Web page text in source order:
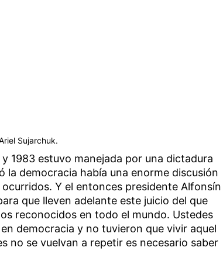
Sujarchuk.
1983 estuvo manejada por una dictadura
la democracia había una enorme discusión
Y el entonces presidente Alfonsín
que lleven adelante este juicio del que
reconocidos en todo el mundo. Ustedes
democracia y no tuvieron que vivir aquel
no se vuelvan a repetir es necesario saber